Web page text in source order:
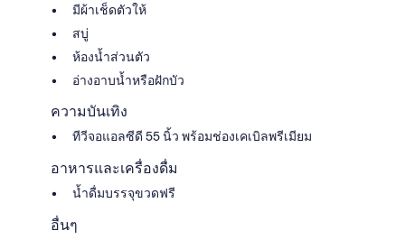
มีผ้าเช็ดตัวให้
สบู่
ห้องน้ำส่วนตัว
อ่างอาบน้ำหรือฝักบัว
ความบันเทิง
ทีวีจอแอลซีดี 55 นิ้ว พร้อมช่องเคเบิลพรีเมียม
อาหารและเครื่องดื่ม
น้ำดื่มบรรจุขวดฟรี
อื่นๆ